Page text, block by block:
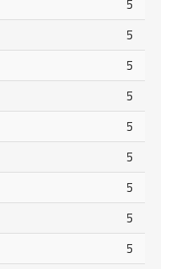
5
5
5
5
5
5
5
5
5